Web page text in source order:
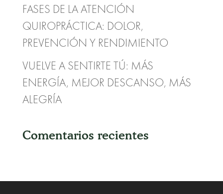
FASES DE LA ATENCIÓN
QUIROPRÁCTICA: DOLOR,
PREVENCIÓN Y RENDIMIENTO
VUELVE A SENTIRTE TÚ: MÁS
ENERGÍA, MEJOR DESCANSO, MÁS
ALEGRÍA
Comentarios recientes